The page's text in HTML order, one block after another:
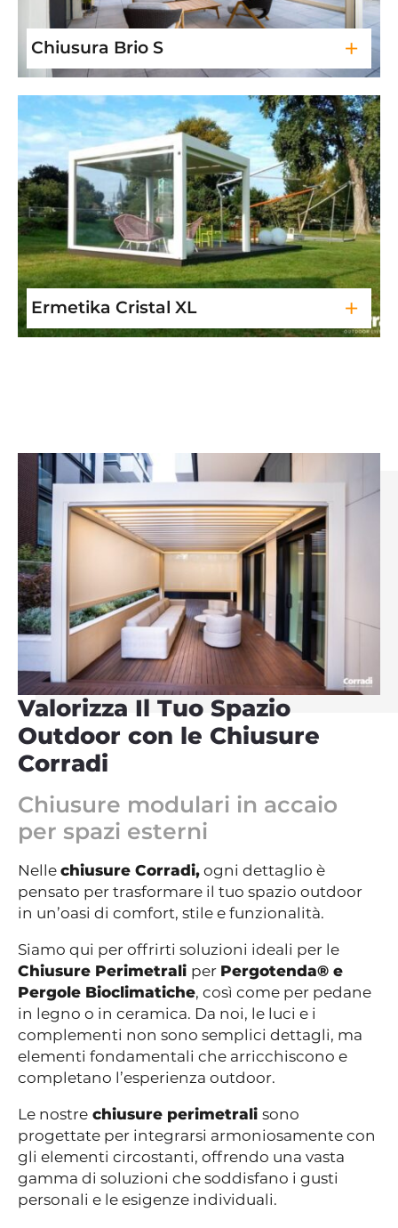
Chiusura Brio S +
Ermetika Cristal XL +
Valorizza Il Tuo Spazio
Outdoor con le Chiusure
Corradi
Chiusure modulari in accaio
per spazi esterni
Nelle chiusure Corradi, ogni dettaglio è
pensato per trasformare il tuo spazio outdoor
in un’oasi di comfort, stile e funzionalità.
Siamo qui per offrirti soluzioni ideali per le
Chiusure Perimetrali per Pergotenda® e
Pergole Bioclimatiche, così come per pedane
in legno o in ceramica. Da noi, le luci e i
complementi non sono semplici dettagli, ma
elementi fondamentali che arricchiscono e
completano l’esperienza outdoor.
Le nostre chiusure perimetrali sono
progettate per integrarsi armoniosamente con
gli elementi circostanti, offrendo una vasta
gamma di soluzioni che soddisfano i gusti
personali e le esigenze individuali.